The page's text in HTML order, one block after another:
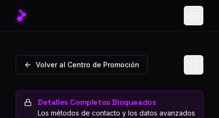
Volver al Centro de Promoción
Detalles Completos Bloqueados
Los métodos de contacto y los datos avanzados